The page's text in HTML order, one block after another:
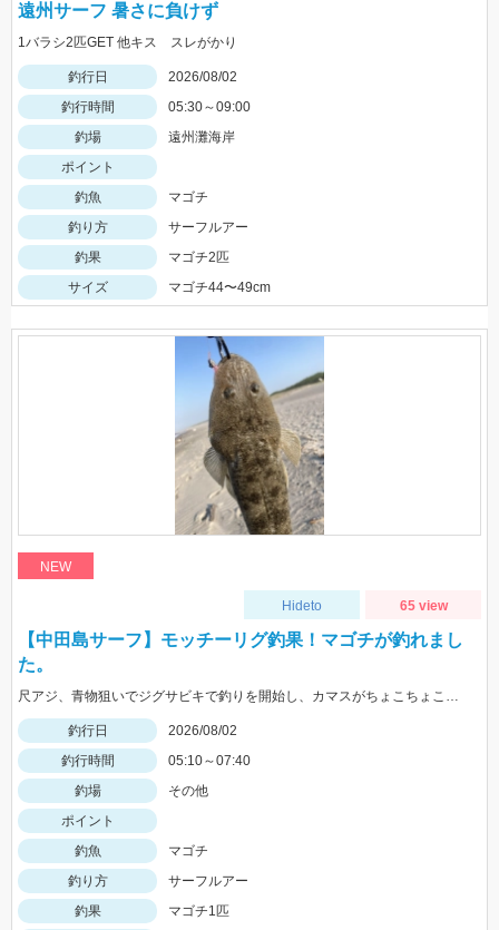
遠州サーフ 暑さに負けず
1バラシ2匹GET 他キス スレがかり
釣行日
2026/08/02
釣行時間
05:30～09:00
釣場
遠州灘海岸
ポイント
釣魚
マゴチ
釣り方
サーフルアー
釣果
マゴチ2匹
サイズ
マゴチ44〜49cm
NEW
Hideto 65 view
【中田島サーフ】モッチーリグ釣果！マゴチが釣れまし
た。
尺アジ、青物狙いでジグサビキで釣りを開始し、カマスがちょこちょこ釣れるものの、狙いの魚は釣れず…。そこで先週、スズキ、イシモチを釣ることができたモッチーリグをセット！スパテラを使ってシャクりながら誘っていると、ゴンっと強い当たりがあり、なかなか歯ごたえのある引きを楽しみながら慎重に引き上げると、正体はマゴチでした。人生初マゴチの喜びと、モッチーリグで釣れたことの驚きでとても充実した釣行でした。絡まないし、ちゃんと釣れるし、モッチーリグに心から感謝しています( ´ ▽ ` )ﾉ
釣行日
2026/08/02
釣行時間
05:10～07:40
釣場
その他
ポイント
釣魚
マゴチ
釣り方
サーフルアー
釣果
マゴチ1匹